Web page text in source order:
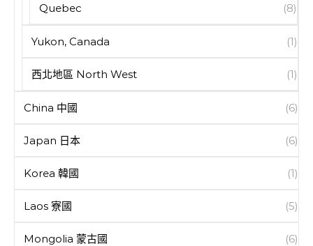
Quebec (8)
Yukon, Canada (1)
西北地區 North West (1)
China 中國 (6)
Japan 日本 (6)
Korea 韓國 (1)
Laos 寮國 (5)
Mongolia 蒙古國 (6)